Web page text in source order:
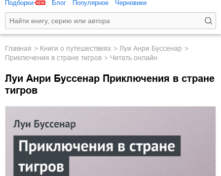
Подборки
Блог Популярное Черновики
Главная книги о путешествиях
Луи Анри Буссенар
Приключения в стране тигров
Читать онлайн
Луи Анри Буссенар Приключения в стране
тигров